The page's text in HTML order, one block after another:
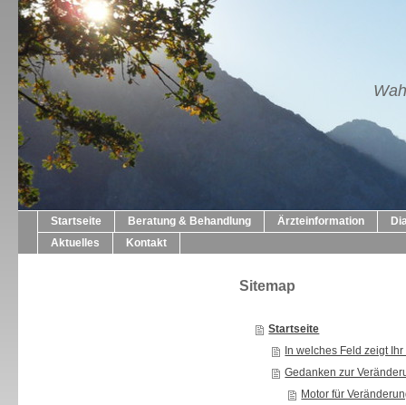
Startseite Beratung & Behandlung Ärzteinformation
Aktuelles
Kontakt
Sitemap
Startseite
In welches Feld zeigt
Gedanken zur
Motor für